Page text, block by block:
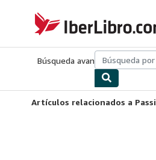
IberLibro.com
Búsqueda avanzadaColecciones
Artículos relacionados a